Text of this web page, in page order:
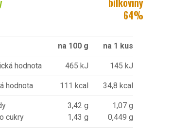
64%
na 100 g na 1 kus
hodnota 465 kJ 145 kJ
hodnota 111 kcal 34,8 kcal
cukry
3,42 g
1,43 g
1,07 g
0,449 g